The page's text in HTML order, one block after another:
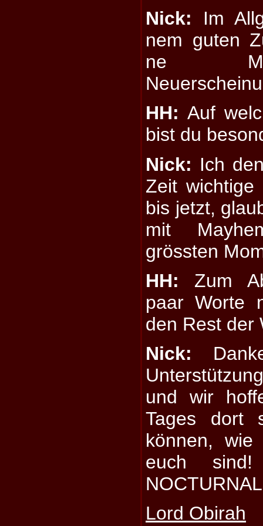
Nick: Im
nem guten
ne
HH: Auf
bist du
Nick: Ich
Zeit
bis jetzt,
mit
grössten
HH: Zum
paar Worte
den Rest der
Nick:
und wir
Tages dort
können,
euch
Lord Obirah